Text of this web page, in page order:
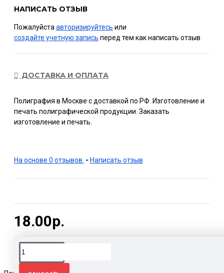
НАПИСАТЬ ОТЗЫВ
Пожалуйста авторизируйтесь или
создайте учетную запись перед тем как написать отзыв
ДОСТАВКА И ОПЛАТА
Полиграфия в Москве с доставкой по РФ. Изготовление и
печать полиграфической продукции. Заказать
изготовление и печать.
На основе 0 отзывов. - Написать отзыв
18.00р.